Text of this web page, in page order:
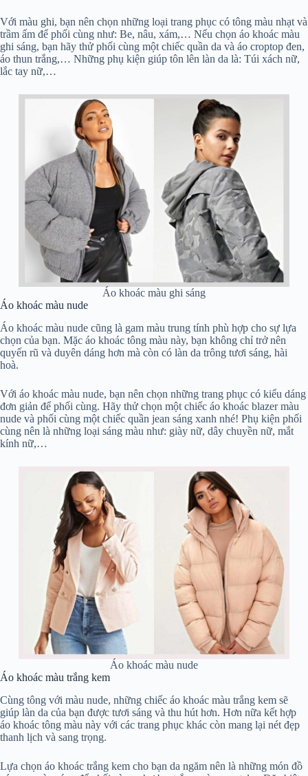
Với màu ghi, bạn nên chọn những loại trang phục có tông màu nhạt và
trầm ấm để phối cùng như: Be, nâu, xám,… Nếu chọn áo khoác màu
ghi sáng, bạn hãy thử phối cùng một chiếc quần da và áo croptop đen,
áo thun trắng,… Những phụ kiện giúp tôn lên làn da là: Túi xách nữ,
lắc tay nữ,…
Áo khoác màu ghi sáng
Áo khoác màu nude
Áo khoác màu nude cũng là gam màu trung tính phù hợp cho sự lựa
chọn của bạn. Mặc áo khoác tông màu này, bạn không chỉ trở nên
quyến rũ và duyên dáng hơn mà còn có làn da trông tươi sáng, hài
hoà.
Với áo khoác màu nude, bạn nên chọn những trang phục có kiểu dáng
đơn giản để phối cùng. Hãy thử chọn một chiếc áo khoác blazer màu
nude và phối cùng một chiếc quần jean sáng xanh nhé! Phụ kiện phối
cùng nên là những loại sáng màu như: giày nữ, dây chuyền nữ, mắt
kính nữ,…
Áo khoác màu nude
Áo khoác màu trắng kem
Cùng tông với màu nude, những chiếc áo khoác màu trắng kem sẽ
giúp làn da của bạn được tươi sáng và thu hút hơn. Hơn nữa kết hợp
áo khoác tông màu này với các trang phục khác còn mang lại nét đẹp
thanh lịch và sang trọng.
Lựa chọn áo khoác trắng kem cho bạn da ngăm nên là những món đồ